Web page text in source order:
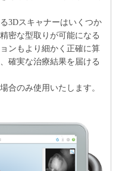
3Dスキャナーはいくつか
密な型取りが可能になる
ンもより細かく正確に算
確実な治療結果を届ける
合のみ使用いたします。